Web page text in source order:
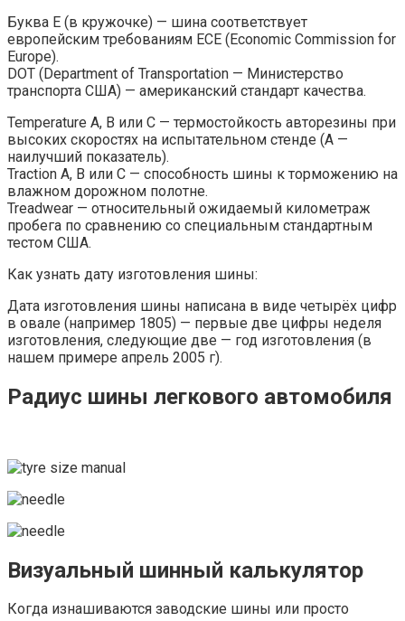
Буква E (в кружочке) — шина соответствует
европейским требованиям ECE (Economic Commission for
Europe).
DOT (Department of Transportation — Министерство
транспорта США) — американский стандарт качества.
Temperature А, В или С — термостойкость авторезины при
высоких скоростях на испытательном стенде (А —
наилучший показатель).
Traction А, В или С — способность шины к торможению на
влажном дорожном полотне.
Treadwear — относительный ожидаемый километраж
пробега по сравнению со специальным стандартным
тестом США.
Как узнать дату изготовления шины:
Дата изготовления шины написана в виде четырёх цифр
в овале (например 1805) — первые две цифры неделя
изготовления, следующие две — год изготовления (в
нашем примере апрель 2005 г).
Радиус шины легкового автомобиля
Визуальный шинный калькулятор
Когда изнашиваются заводские шины или просто